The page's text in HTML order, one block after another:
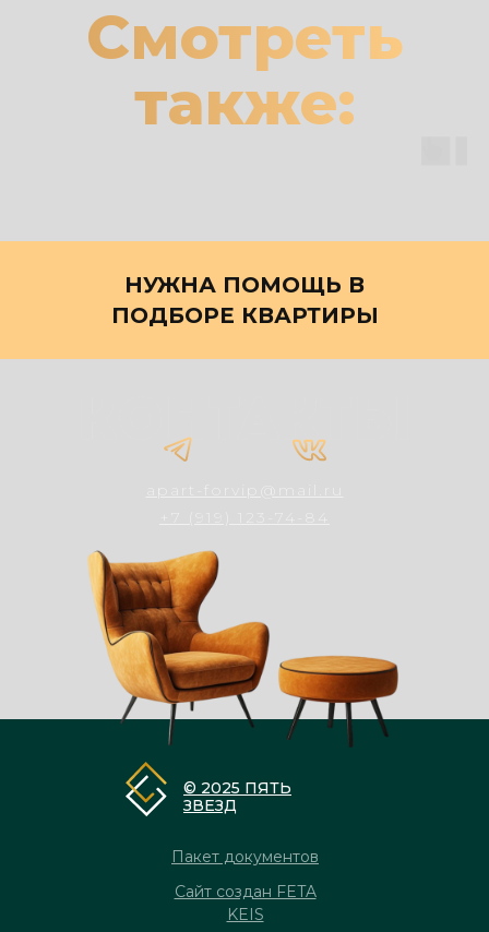
Смотреть
также:
НУЖНА ПОМОЩЬ В
ПОДБОРЕ КВАРТИРЫ
Сайт создан FETA
KEIS
© 2025 ПЯТЬ
ЗВЕЗД
Пакет документов